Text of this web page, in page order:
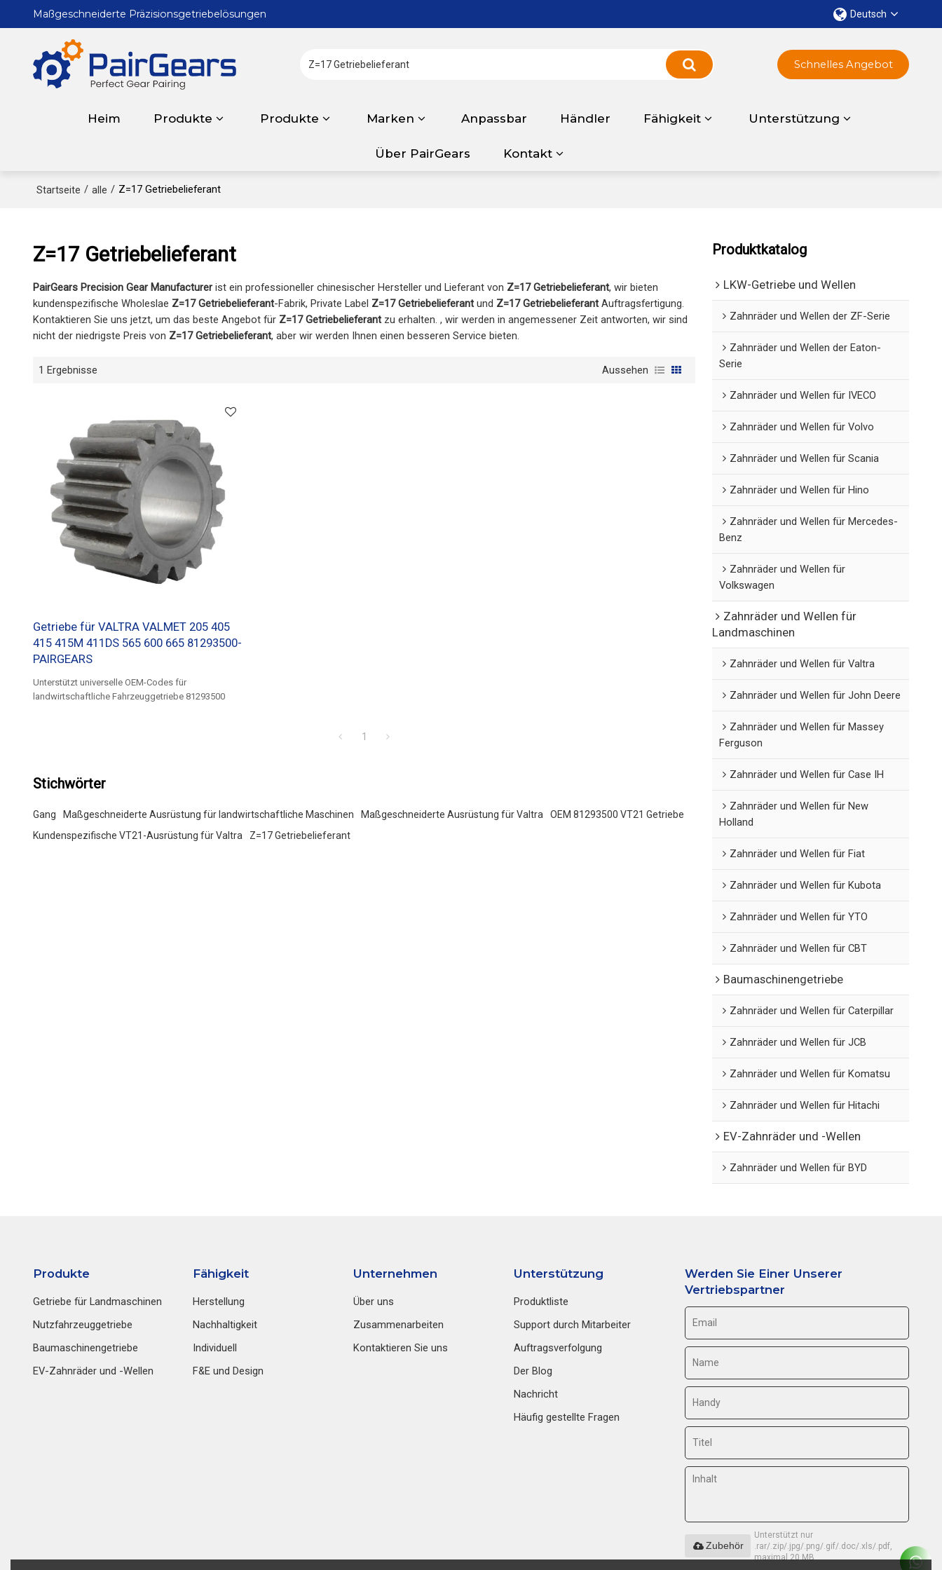
Maßgeschneiderte Präzisionsgetriebelösungen Deutsch
Heim Produkte Produkte Marken Anpassbar Händler Fähigkeit Unterstützung
Über PairGears Kontakt
Schnelles Angebot
Startseite / alle / Z=17 Getriebelieferant
Z=17 Getriebelieferant
PairGears Precision Gear Manufacturerist ein professioneller chinesischer Hersteller und Lieferant von Z=17 Getriebelieferant, wir bieten
kundenspezifische Wholeslae Z=17 Getriebelieferant-Fabrik, Private Label Z=17 Getriebelieferantund Z=17 GetriebelieferantAuftragsfertigung.
Kontaktieren Sie uns jetzt, um das beste Angebot für Z=17 Getriebelieferantzu erhalten. , wir werden in angemessener Zeit antworten, wir sind
nicht der niedrigste Preis von Z=17 Getriebelieferant, aber wir werden Ihnen einen besseren Service bieten.
1 Ergebnisse Aussehen
Getriebe für VALTRA VALMET 205 405
415 415M 411DS 565 600 665 81293500-
PAIRGEARS
Unterstützt universelle OEM-Codes für
landwirtschaftliche Fahrzeuggetriebe 81293500
1
Stichwörter
Gang Maßgeschneiderte Ausrüstung für landwirtschaftliche Maschinen Maßgeschneiderte Ausrüstung für Valtra
OEM 81293500 VT21 Getriebe
Kundenspezifische VT21-Ausrüstung für Valtra
Z=17 Getriebelieferant
Produktkatalog
LKW-Getriebe und Wellen
Zahnräder und Wellen der ZF-Serie
Zahnräder und Wellen der Eaton-
Serie
Zahnräder und Wellen für IVECO
Zahnräder und Wellen für Volvo
Zahnräder und Wellen für Scania
Zahnräder und Wellen für Hino
Zahnräder und Wellen für Mercedes-
Benz
Zahnräder und Wellen für
Volkswagen
Zahnräder und Wellen für
Landmaschinen
Zahnräder und Wellen für Valtra
Zahnräder und Wellen für John Deere
Zahnräder und Wellen für Massey
Ferguson
Zahnräder und Wellen für Case IH
Zahnräder und Wellen für New
Holland
Zahnräder und Wellen für Fiat
Zahnräder und Wellen für Kubota
Zahnräder und Wellen für YTO
Zahnräder und Wellen für CBT
Baumaschinengetriebe
Zahnräder und Wellen für Caterpillar
Zahnräder und Wellen für JCB
Zahnräder und Wellen für Komatsu
Zahnräder und Wellen für Hitachi
EV-Zahnräder und -Wellen
Zahnräder und Wellen für BYD
Produkte
Getriebe für Landmaschinen
Nutzfahrzeuggetriebe
Baumaschinengetriebe
EV-Zahnräder und -Wellen
Fähigkeit
Herstellung
Nachhaltigkeit
Individuell
F&E und Design
Unternehmen
Über uns
Zusammenarbeiten
Kontaktieren Sie uns
Unterstützung
Produktliste
Support durch Mitarbeiter
Auftragsverfolgung
Der Blog
Nachricht
Häufig gestellte Fragen
Werden Sie Einer Unserer
Vertriebspartner
Unterstützt nur
.rar/.zip/.jpg/.png/.gif/.doc/.xls/.pdf,
maximal 20 MB
Zubehör